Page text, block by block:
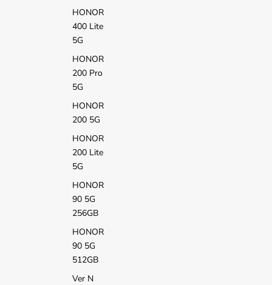
HONOR
400 Lite
5G
HONOR
200 Pro
5G
HONOR
200 5G
HONOR
200 Lite
5G
HONOR
90 5G
256GB
HONOR
90 5G
512GB
Ver N